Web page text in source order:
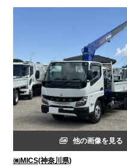
他の画像を見る
㈱MICS(神奈川県)